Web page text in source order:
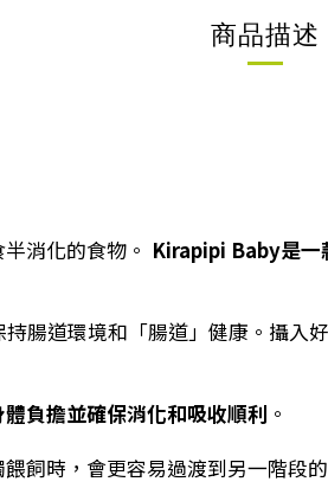
商品描述
消化的食物。 Kirapipi Baby是一
腸道環境和「腸道」健康。攝入
負擔並確保消化和吸收順利 。
飼時，會更容易過渡到另一階段